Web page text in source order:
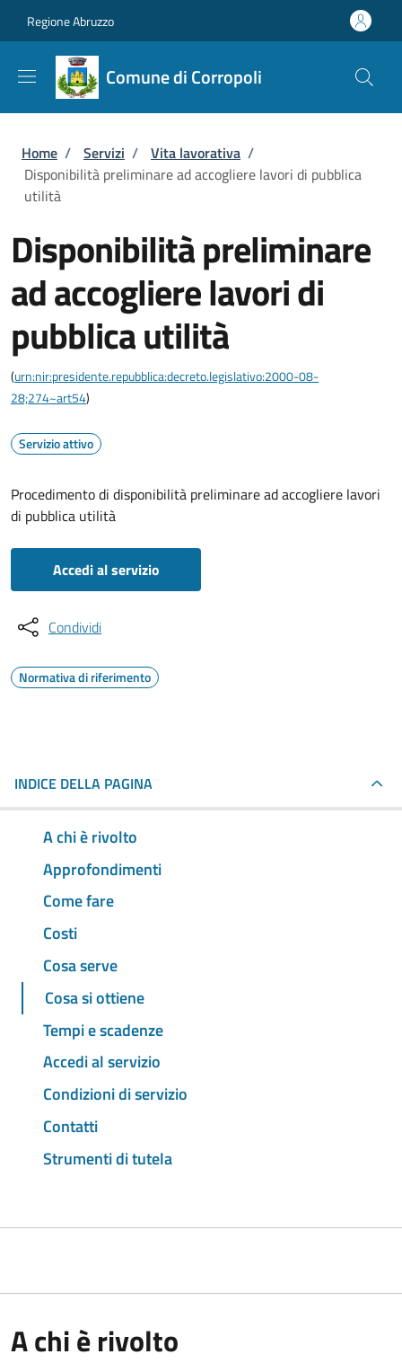
Regione Abruzzo
Comune di Corropoli
Briciole di pane
Home / Servizi / Vita lavorativa /
Disponibilità preliminare ad accogliere lavori di pubblica
utilità
Disponibilità preliminare
ad accogliere lavori di
pubblica utilità
(urn:nir:presidente.repubblica:decreto.legislativo:2000-08-
28;274~art54)
Servizio attivo
Procedimento di disponibilità preliminare ad accogliere lavori
di pubblica utilità
Accedi al servizio
Condividi
Normativa di riferimento
INDICE DELLA PAGINA
A chi è rivolto
Approfondimenti
Come fare
Costi
Cosa serve
Cosa si ottiene
Tempi e scadenze
Accedi al servizio
Condizioni di servizio
Contatti
Strumenti di tutela
A chi è rivolto